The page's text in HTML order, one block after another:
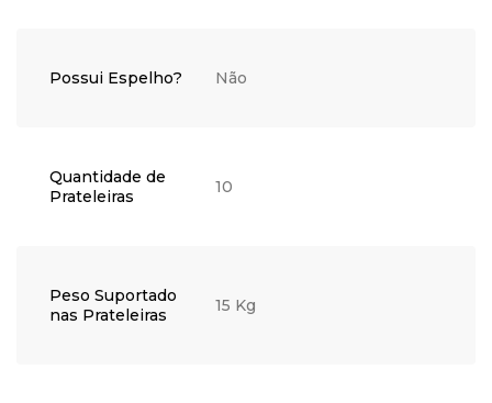
Possui Espelho? Não
Quantidade de
Prateleiras
10
Peso Suportado
nas Prateleiras
15 Kg